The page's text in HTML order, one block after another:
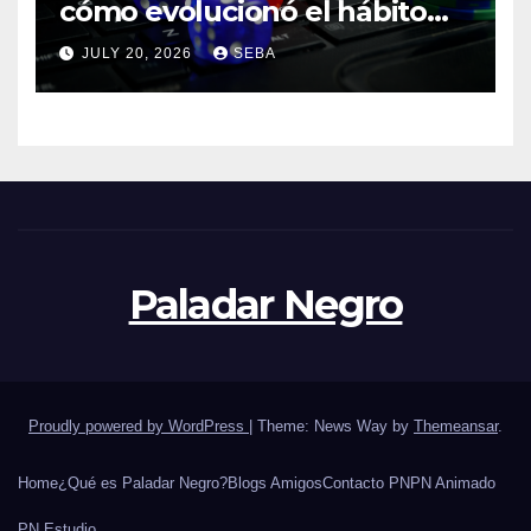
cómo evolucionó el hábito
del hincha en la era digital
JULY 20, 2026 SEBA
Paladar Negro
Proudly powered by WordPress | Theme: News Way by Themeansar.
Home¿Qué es Paladar Negro?Blogs AmigosContacto PN PN Animado